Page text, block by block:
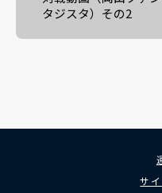
タジスタ）その2
サ